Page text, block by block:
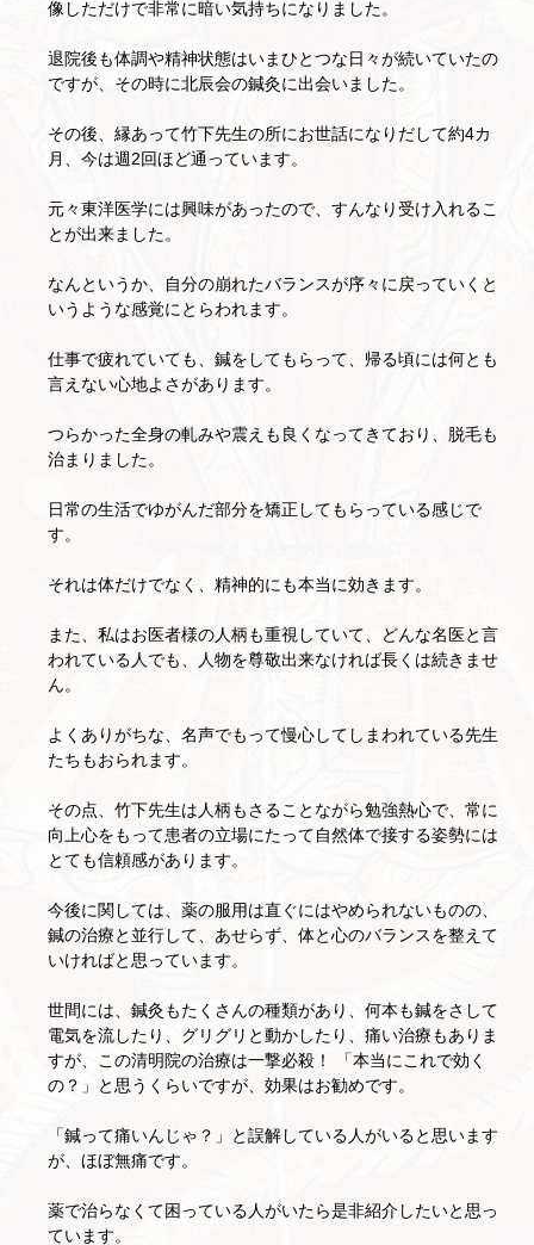
像しただけで非常に暗い気持ちになりました。
退院後も体調や精神状態はいまひとつな日々が続いていたの
ですが、その時に北辰会の鍼灸に出会いました。
その後、縁あって竹下先生の所にお世話になりだして約4カ
月、今は週2回ほど通っています。
元々東洋医学には興味があったので、すんなり受け入れるこ
とが出来ました。
なんというか、自分の崩れたバランスが序々に戻っていくと
いうような感覚にとらわれます。
仕事で疲れていても、鍼をしてもらって、帰る頃には何とも
言えない心地よさがあります。
つらかった全身の軋みや震えも良くなってきており、脱毛も
治まりました。
日常の生活でゆがんだ部分を矯正してもらっている感じで
す。
それは体だけでなく、精神的にも本当に効きます。
また、私はお医者様の人柄も重視していて、どんな名医と言
われている人でも、人物を尊敬出来なければ長くは続きませ
ん。
よくありがちな、名声でもって慢心してしまわれている先生
たちもおられます。
その点、竹下先生は人柄もさることながら勉強熱心で、常に
向上心をもって患者の立場にたって自然体で接する姿勢には
とても信頼感があります。
今後に関しては、薬の服用は直ぐにはやめられないものの、
鍼の治療と並行して、あせらず、体と心のバランスを整えて
いければと思っています。
世間には、鍼灸もたくさんの種類があり、何本も鍼をさして
電気を流したり、グリグリと動かしたり、痛い治療もありま
すが、この清明院の治療は一撃必殺！ 「本当にこれで効く
の？」と思うくらいですが、効果はお勧めです。
「鍼って痛いんじゃ？」と誤解している人がいると思います
が、ほぼ無痛です。
薬で治らなくて困っている人がいたら是非紹介したいと思っ
ています。